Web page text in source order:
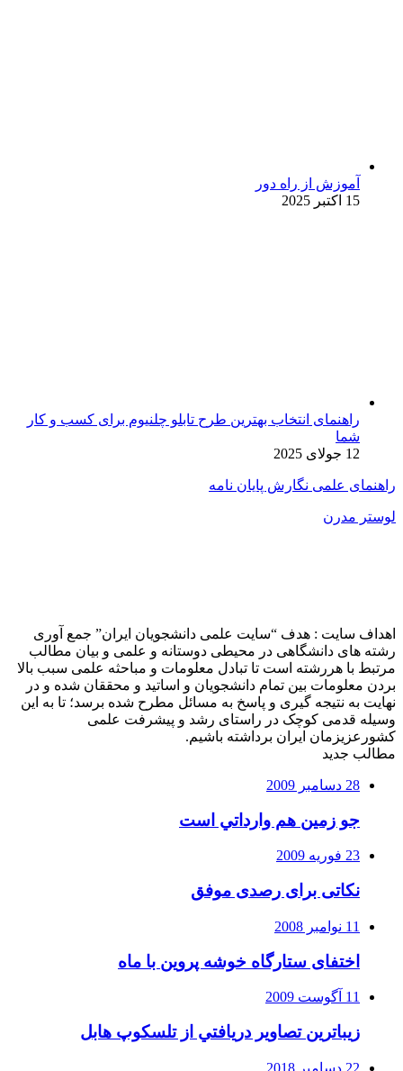
آموزش از راه دور
15 اکتبر 2025
راهنمای انتخاب بهترین طرح تابلو چلنیوم برای کسب و کار
شما
12 جولای 2025
راهنمای علمی نگارش پایان نامه
لوستر مدرن
اهداف سایت : هدف “سایت علمی دانشجویان ایران” جمع آوری
رشته های دانشگاهی در محیطی دوستانه و علمی و بیان مطالب
مرتبط با هررشته است تا تبادل معلومات و مباحثه علمی سبب بالا
بردن معلومات بین تمام دانشجویان و اساتید و محققان شده و در
نهایت به نتیجه گیری و پاسخ به مسائل مطرح شده برسد؛ تا به این
وسیله قدمی کوچک در راستای رشد و پیشرفت علمی
کشورعزیزمان ایران برداشته باشیم.
مطالب جدید
28 دسامبر 2009
جو زمين هم وارداتي است
23 فوریه 2009
نکاتی برای رصدی موفق
11 نوامبر 2008
اختفای ستارگاه خوشه پروین با ماه
11 آگوست 2009
زيباترين تصاوير دريافتي از تلسكوپ هابل
22 دسامبر 2018